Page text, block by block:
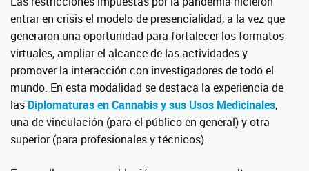
entrar en crisis el modelo de presencialidad, a la vez que
generaron una oportunidad para fortalecer los formatos
virtuales, ampliar el alcance de las actividades y
promover la interacción con investigadores de todo el
mundo. En esta modalidad se destaca la experiencia de
las Diplomaturas en Cannabis y sus Usos Medicinales,
una de vinculación (para el público en general) y otra
superior (para profesionales y técnicos).